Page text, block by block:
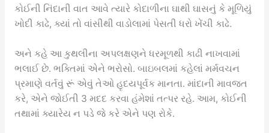
કોઈની નિંદાની વાત આવે ત્યારે કોદાળીના ઘાથી ઘાસનું કે મૂળિયું
ખોદી કાઢે, ક્યાં તો વાંસીથી વાડોલામાં પેસતી ધરો ખેંચી કાઢે.
અને કહે આ કુથલીના અપલક્ષણને ધરમૂળથી કાઢી નાખવામાં
ભલાઈ છે. ભક્તિમાં એને ભરોસો. બાઇબલમાં કહેલાં મર્મવચન
પ્રમાણે વર્તવું રૂં એવું તેઓ હૃદયપૂર્વક માનતા. માંદાની માવજત
કરે, એને જોઈતી 3 મદદ કરવા હંમેશાં તત્પર રહે. આમ, કોઈની
તથામાં ક્યારેય ન પડે જે કરે એને પણ રોકે.